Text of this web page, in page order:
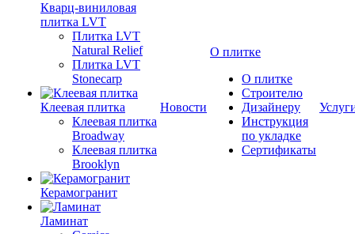
Кварц-виниловая
плитка LVT
Плитка LVT
Natural Relief
Плитка LVT
Stonecarp
Клеевая плитка
Клеевая плитка
Broadway
Клеевая плитка
Brooklyn
Керамогранит
Ламинат
Новости
О плитке
О плитке
Строителю
Дизайнеру
Инструкция
по укладке
Сертификаты